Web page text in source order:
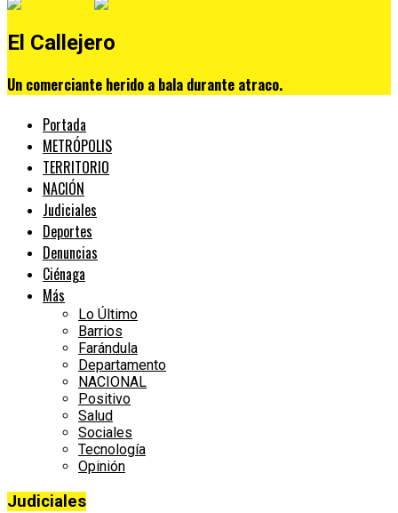
El Callejero
Un comerciante herido a bala durante atraco.
Portada
METRÓPOLIS
TERRITORIO
NACIÓN
Judiciales
Deportes
Denuncias
Ciénaga
Más
Lo Último
Barrios
Farándula
Departamento
NACIONAL
Positivo
Salud
Sociales
Tecnología
Opinión
Judiciales